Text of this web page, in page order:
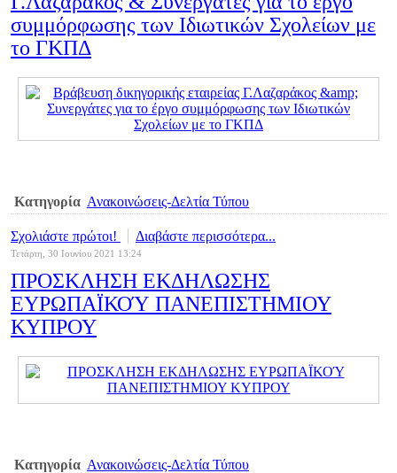
συμμόρφωσης των Ιδιωτικών Σχολείων με
το ΓΚΠΔ
Κατηγορία Ανακοινώσεις-Δελτία Τύπου
Σχολιάστε πρώτοι! Διαβάστε περισσότερα...
Τετάρτη, 30 Ιουνίου 2021 13:24
ΠΡΟΣΚΛΗΣΗ ΕΚΔΗΛΩΣΗΣ
ΕΥΡΩΠΑΪΚΟΎ ΠΑΝΕΠΙΣΤΗΜΙΟΥ
ΚΥΠΡΟΥ
Κατηγορία Ανακοινώσεις-Δελτία Τύπου